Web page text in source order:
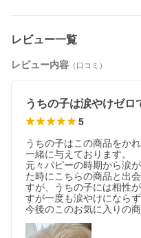
レビュー一覧
レビュー内容 （口コミ）
うちの子は涙やけゼロ
5
うちの子はこの商品をか
一緒に与えております。
元々パピーの時期から涙
た時にこちらの商品と出
すが、うちの子には相性
すが一度も涙やけになら
今後のこのお気に入りの